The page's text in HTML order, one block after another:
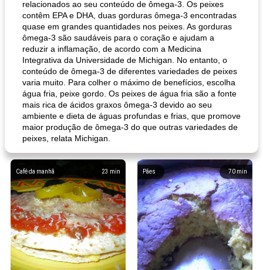
relacionados ao seu conteúdo de ômega-3. Os peixes
contêm EPA e DHA, duas gorduras ômega-3 encontradas
quase em grandes quantidades nos peixes. As gorduras
ômega-3 são saudáveis ​​para o coração e ajudam a
reduzir a inflamação, de acordo com a Medicina
Integrativa da Universidade de Michigan. No entanto, o
conteúdo de ômega-3 de diferentes variedades de peixes
varia muito. Para colher o máximo de benefícios, escolha
água fria, peixe gordo. Os peixes de água fria são a fonte
mais rica de ácidos graxos ômega-3 devido ao seu
ambiente e dieta de águas profundas e frias, que promove
maior produção de ômega-3 do que outras variedades de
peixes, relata Michigan.
23 min
Café da manhã 70 min
Pães